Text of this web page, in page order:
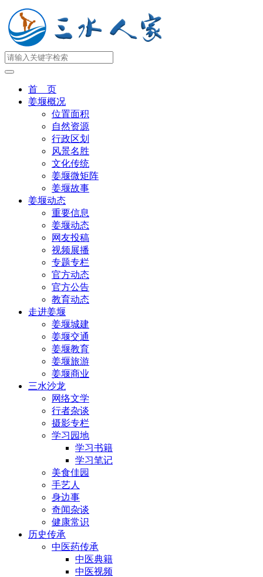
首 页
姜堰概况
位置面积
自然资源
行政区划
风景名胜
文化传统
姜堰微矩阵
姜堰故事
姜堰动态
重要信息
姜堰动态
网友投稿
视频展播
专题专栏
官方动态
官方公告
教育动态
走进姜堰
姜堰城建
姜堰交通
姜堰教育
姜堰旅游
姜堰商业
三水沙龙
网络文学
行者杂谈
摄影专栏
学习园地
学习书籍
学习笔记
美食佳园
手艺人
身边事
奇闻杂谈
健康常识
历史传承
中医药传承
中医典籍
中医视频